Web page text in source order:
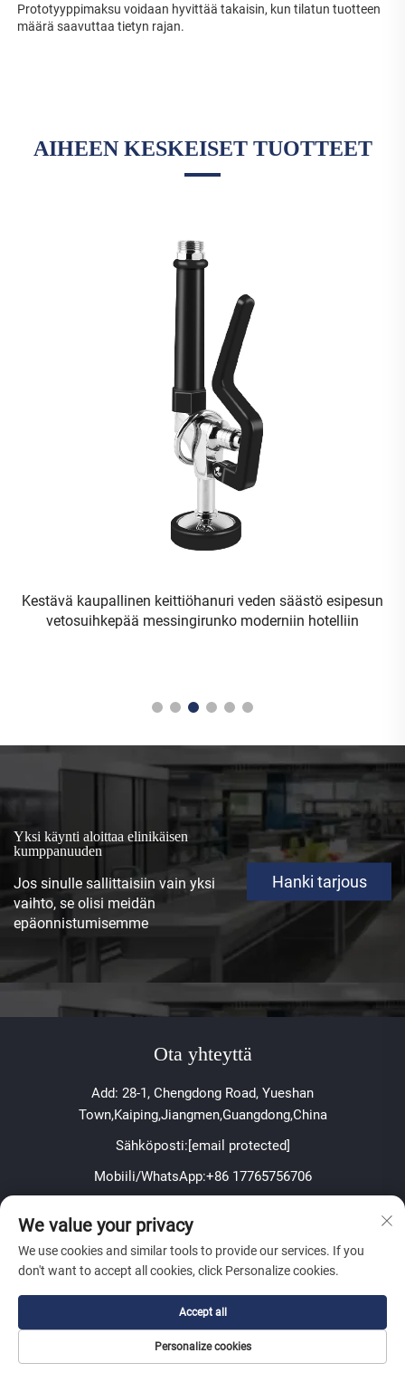
Prototyyppimaksu voidaan hyvittää takaisin, kun tilatun tuotteen
määrä saavuttaa tietyn rajan.
AIHEEN KESKEISET TUOTTEET
Kestävä kaupallinen keittiöhanuri veden säästö esipesun
vetosuihkepää messingirunko moderniin hotelliin
Yksi käynti aloittaa elinikäisen
kumppanuuden
Jos sinulle sallittaisiin vain yksi
vaihto, se olisi meidän
epäonnistumisemme
Hanki tarjous
Ota yhteyttä
Add: 28-1, Chengdong Road, Yueshan
Town,Kaiping,Jiangmen,Guangdong,China
Sähköposti: [email protected]
Mobiili/WhatsApp:+86 17765756706
Ltd.
Tietosuojakäytäntö
Tietoa
Tilaa viikoittainen uutiskirjeemme
We value your privacy
We use cookies and similar tools to provide our services. If you
don't want to accept all cookies, click Personalize cookies.
Personalize cookies
Accept all